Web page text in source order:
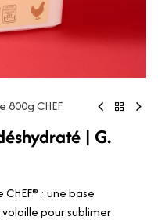
800g CHEF
| G.
: une base
pour sublimer